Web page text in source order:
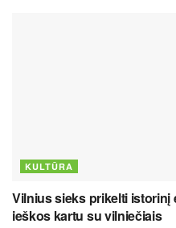
KULTŪRA
Vilnius sieks prikelti istorinį
ieškos kartu su vilniečiais